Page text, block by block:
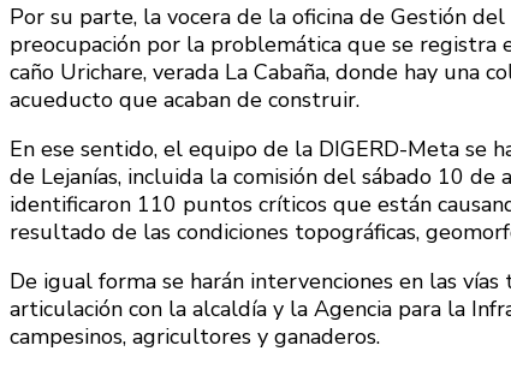
Por su parte, la vocera de la oficina de Gestión
preocupación por la problemática que se registra
caño Urichare, verada La Cabaña, donde hay una
acueducto que acaban de construir.
En ese sentido, el equipo de la DIGERD-Meta se
de Lejanías, incluida la comisión del sábado 10
identificaron 110 puntos críticos que están
resultado de las condiciones topográficas,
De igual forma se harán intervenciones en las
articulación con la alcaldía y la Agencia para la
campesinos, agricultores y ganaderos.